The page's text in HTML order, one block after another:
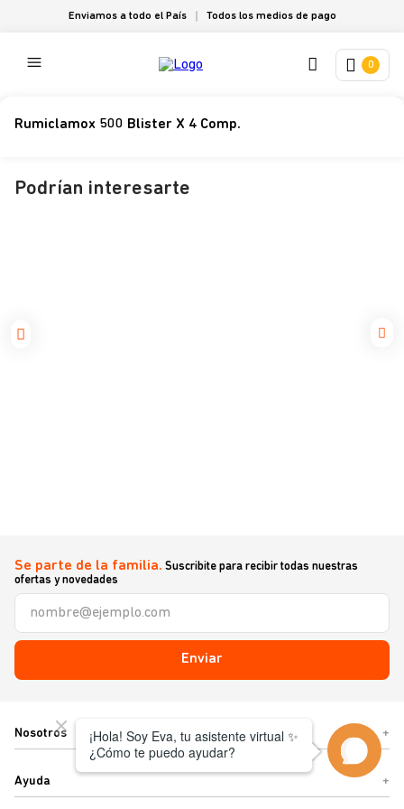
Enviamos a todo el País Todos los medios de pago
0
Rumiclamox 500 Blister X 4 Comp.
Podrían interesarte
Se parte de la familia. Suscribite para recibir todas nuestras
ofertas y novedades
Enviar
Nosotros +
Ayuda +